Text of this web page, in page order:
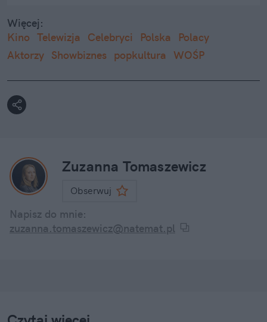
Więcej:
Kino Telewizja Celebryci Polska
Polacy
Aktorzy Showbiznes popkultura WOŚP
Zuzanna Tomaszewicz
Obserwuj
Napisz do mnie:
zuzanna.tomaszewicz@natemat.pl